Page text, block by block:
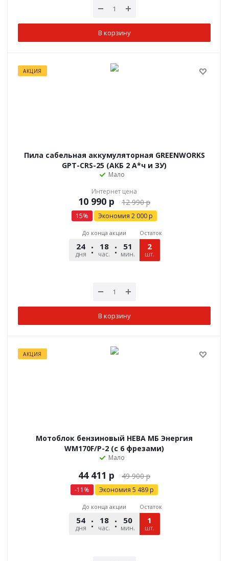
В корзину
АКЦИЯ
Пила сабельная аккумуляторная GREENWORKS
GPT-CRS-25 (АКБ 2 А*ч и ЗУ)
Мало
Интернет цена
р 12 990р
15% Экономия 2 000 р
До конца акции
24
дня
18
час.
51
мин.
12
сек.
Остаток
2
шт.
В корзину
АКЦИЯ
Мотоблок бензиновый НЕВА МБ Энергия
WM170F/P-2 (с 6 фрезами)
Мало
р 49 900р
-11 % Экономия 5 489 р
До конца акции
54
дня
18
час.
50
мин.
13
сек.
Остаток
1
шт.